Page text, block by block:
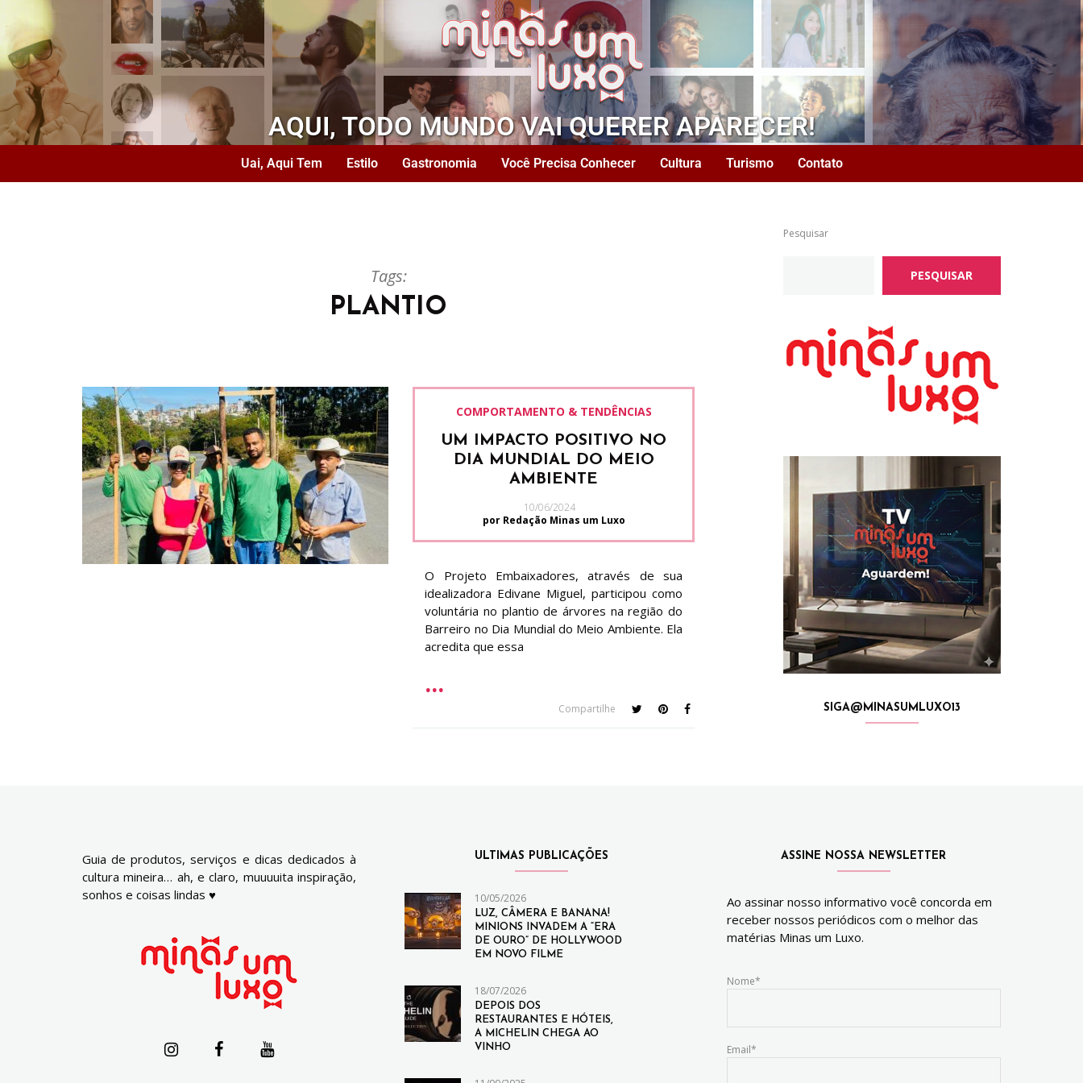
AQUI, TODO MUNDO VAI QUERER APARECER!
Uai, Aqui Tem Estilo Gastronomia Você Precisa Conhecer Cultura Turismo Contato
Tags:
PLANTIO
COMPORTAMENTO & TENDÊNCIAS
UM IMPACTO POSITIVO NO
DIA MUNDIAL DO MEIO
AMBIENTE
10/06/2024
por Redação Minas um Luxo
O Projeto Embaixadores, através de sua
idealizadora Edivane Miguel, participou como
voluntária no plantio de árvores na região do
Barreiro no Dia Mundial do Meio Ambiente. Ela
acredita que essa
Compartilhe
Pesquisar
PESQUISAR
SIGA@MINASUMLUXO13
Guia de produtos, serviços e dicas dedicados à
cultura mineira… ah, e claro, muuuuita inspiração,
sonhos e coisas lindas ♥
ULTIMAS PUBLICAÇÕES
10/05/2026
LUZ, CÂMERA E BANANA!
MINIONS INVADEM A “ERA
DE OURO” DE HOLLYWOOD
EM NOVO FILME
18/07/2026
DEPOIS DOS
RESTAURANTES E HÓTEIS,
A MICHELIN CHEGA AO
VINHO
ASSINE NOSSA NEWSLETTER
Ao assinar nosso informativo você concorda em
receber nossos periódicos com o melhor das
matérias Minas um Luxo.
Nome*
Email*